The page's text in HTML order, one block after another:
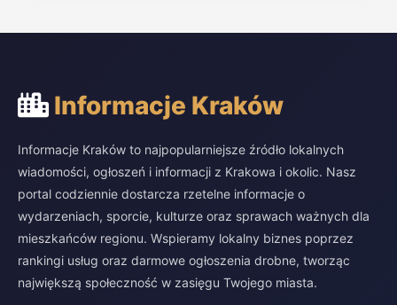
Informacje Kraków
Informacje Kraków to najpopularniejsze źródło lokalnych
wiadomości, ogłoszeń i informacji z Krakowa i okolic. Nasz
portal codziennie dostarcza rzetelne informacje o
wydarzeniach, sporcie, kulturze oraz sprawach ważnych dla
mieszkańców regionu. Wspieramy lokalny biznes poprzez
rankingi usług oraz darmowe ogłoszenia drobne, tworząc
największą społeczność w zasięgu Twojego miasta.